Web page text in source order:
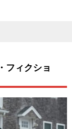
フィクショ